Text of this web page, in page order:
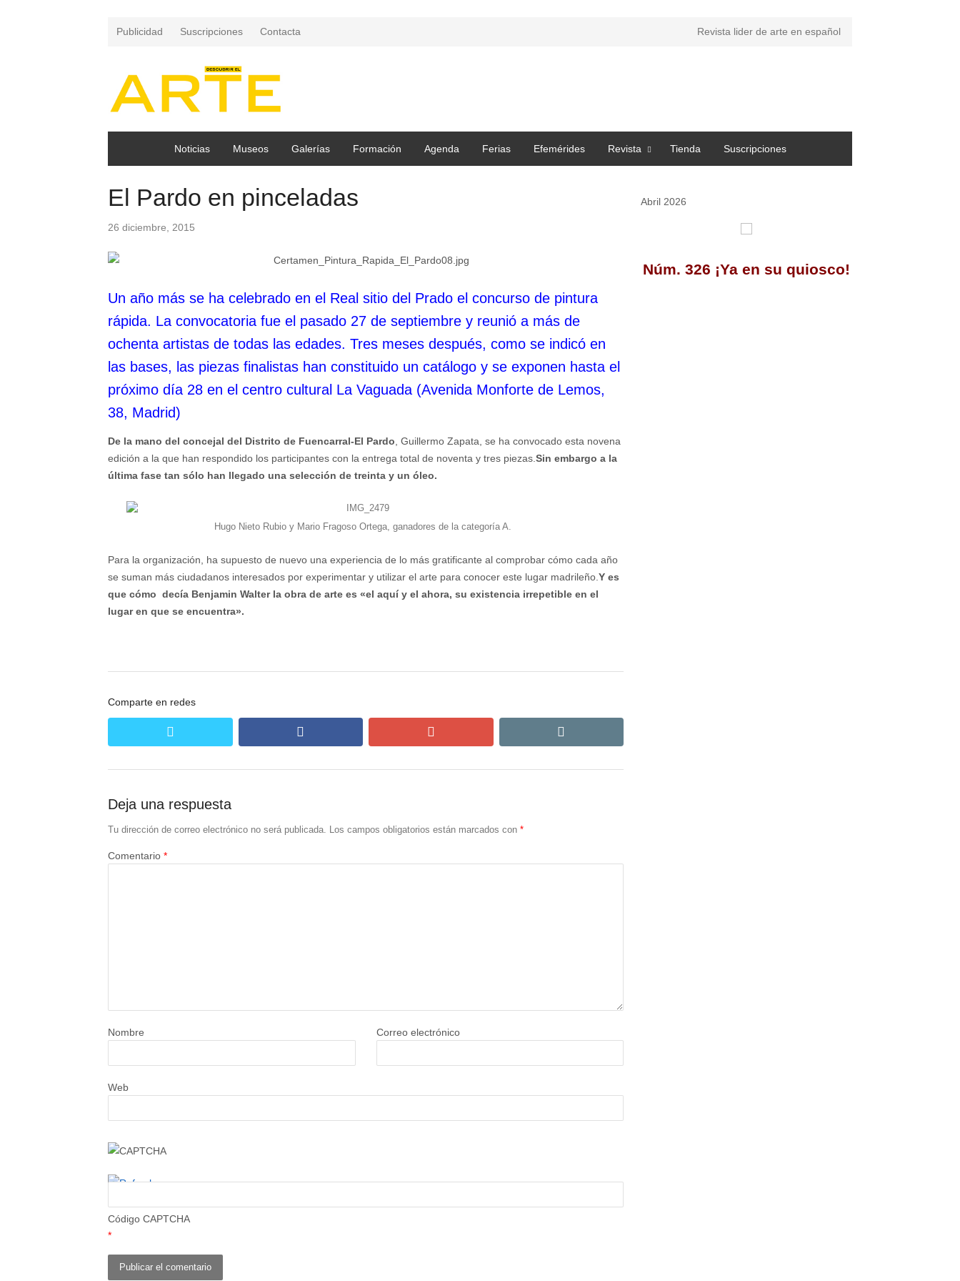
Publicidad Suscripciones Contacta Revista lider de arte en español
Noticias Museos Galerías Formación Agenda Ferias Efemérides Revista Tienda Suscripciones
El Pardo en pinceladas
26 diciembre, 2015
Un año más se ha celebrado en el Real sitio del Prado el concurso de pintura
rápida. La convocatoria fue el pasado 27 de septiembre y reunió a más de
ochenta artistas de todas las edades. Tres meses después, como se indicó en
las bases, las piezas finalistas han constituido un catálogo y se exponen hasta el
próximo día 28 en el centro cultural La Vaguada (Avenida Monforte de Lemos,
38, Madrid)
De la mano del concejal del Distrito de Fuencarral-El Pardo , Guillermo Zapata, se ha convocado esta novena
edición a la que han respondido los participantes con la entrega total de noventa y tres piezas. Sin embargo a la
última fase tan sólo han llegado una selección de treinta y un óleo.
Hugo Nieto Rubio y Mario Fragoso Ortega, ganadores de la categoría A.
Para la organización, ha supuesto de nuevo una experiencia de lo más gratificante al comprobar cómo cada año
se suman más ciudadanos interesados por experimentar y utilizar el arte para conocer este lugar madrileño. Y es
que cómo decía Benjamin Walter la obra de arte es «el aquí y el ahora, su existencia irrepetible en el
lugar en que se encuentra».
Comparte en redes
Deja una respuesta
Tu dirección de correo electrónico no será publicada. Los campos obligatorios están marcados con *
Comentario *
Nombre Correo electrónico
Web
Código CAPTCHA
*
Abril 2026
Núm. 326 ¡Ya en su quiosco!